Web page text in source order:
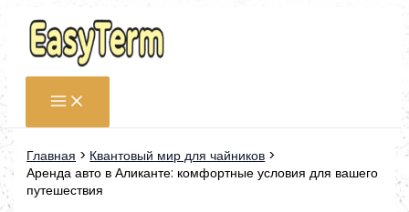
Перейти
содержимому
Главная
Квантовый мир для чайников
Аренда авто в Аликанте: комфортные условия для вашего
путешествия